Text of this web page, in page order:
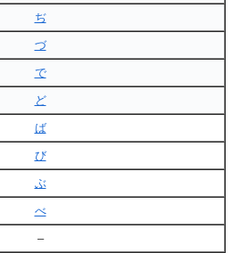
ぢ
づ
で
ど
ば
び
ぶ
べ
–